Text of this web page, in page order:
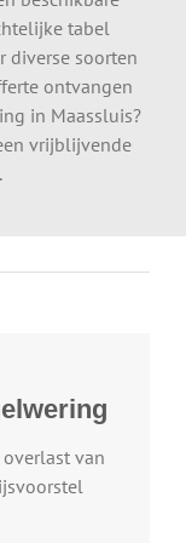
tabel
diverse soorten
ontvangen
in Maassluis?
vrijblijvende
van